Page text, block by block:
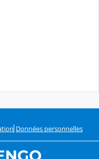
Données personnelles